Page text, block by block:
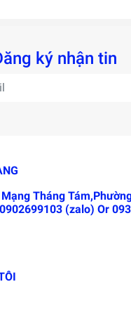
ký nhận tin
Tháng
(zalo) Or